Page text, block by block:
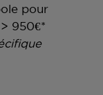
pour
950€*